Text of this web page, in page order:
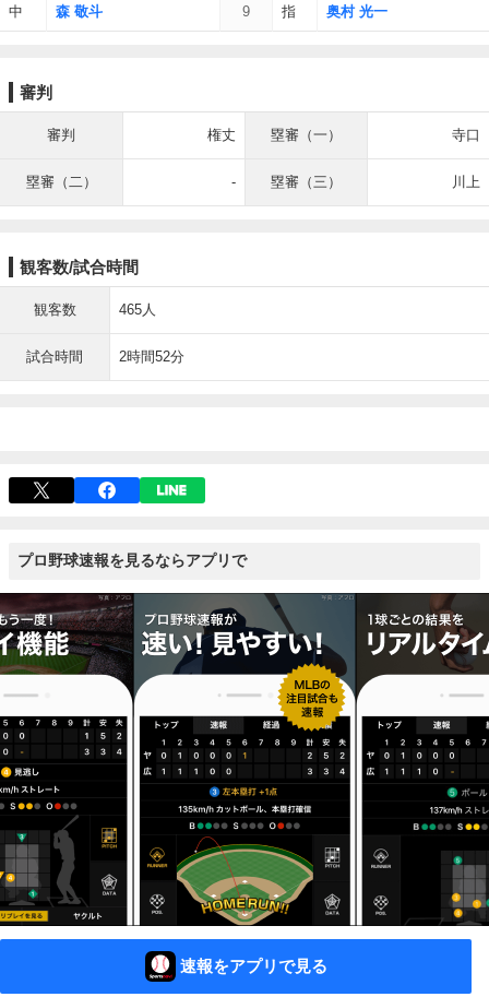
中 森 敬斗 9 指 奥村 光一
審判
審判 権丈 塁審（一） 寺口
塁審（二） - 塁審（三） 川上
観客数/試合時間
観客数 465人
試合時間 2時間52分
プロ野球速報を見るならアプリで
速報をアプリで見る